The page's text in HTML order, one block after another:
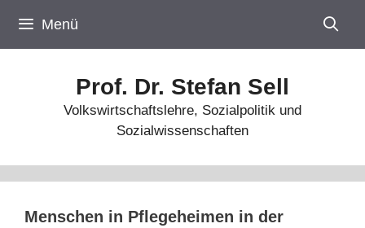
Inhalt
springen
Menü
Prof. Dr. Stefan Sell
Volkswirtschaftslehre, Sozialpolitik und
Sozialwissenschaften
Menschen in Pflegeheimen in der